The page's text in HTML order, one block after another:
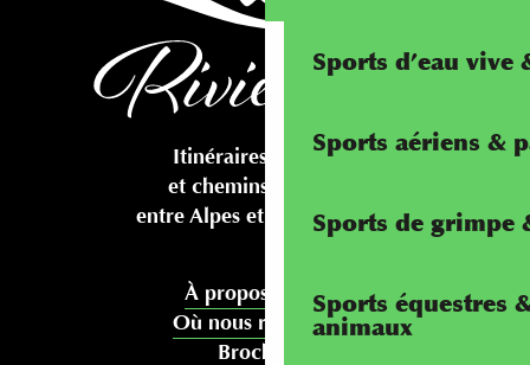
Sports d’eau vive
Sports aériens &
Sports de grimpe
Sports équestres
animaux
Itinéraires cyclables
et chemins pédestres
entre Alpes et Méditerranée
À propos de nous
Où nous rencontrer
Brochures